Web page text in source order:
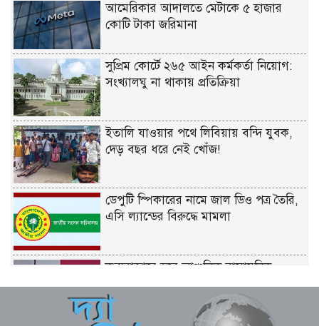
আমেরিকার আদালতে মেটাকে ৫ হাজার
কোটি টাকা জরিমানা
সুপ্রিম কোর্টে ২৬৫ আইন কর্মকর্তা নিয়োগ:
সংখ্যালঘু না থাকায় প্রতিক্রিয়া
ইতালি যাওয়ার পথে লিবিয়ায় বন্দি যুবক,
দেড় বছর ধরে নেই খোঁজ!
ডেপুটি স্পিকারের নামে জাল ডিও পত্র তৈরি,
এসি ল্যান্ডের বিরুদ্ধে মামলা
কক্সবাজারে হবে আঞ্চলিক রাসায়নিক
পরীক্ষাগার, কমবে মাদক মামলার জট –
স্বরাষ্ট্রমন্ত্রী